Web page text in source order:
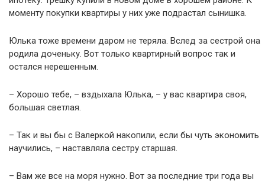
моменту покупки квартиры у них уже подрастал сынишка.
Юлька тоже времени даром не теряла. Вслед за сестрой она
родила доченьку. Вот только квартирный вопрос так и
остался нерешенным.
– Хорошо тебе, – вздыхала Юлька, – у вас квартира своя,
большая светлая.
– Так и вы бы с Валеркой накопили, если бы чуть экономить
научились, – наставляла сестру старшая.
– Вам же все на моря нужно. Вот за последние три года вы